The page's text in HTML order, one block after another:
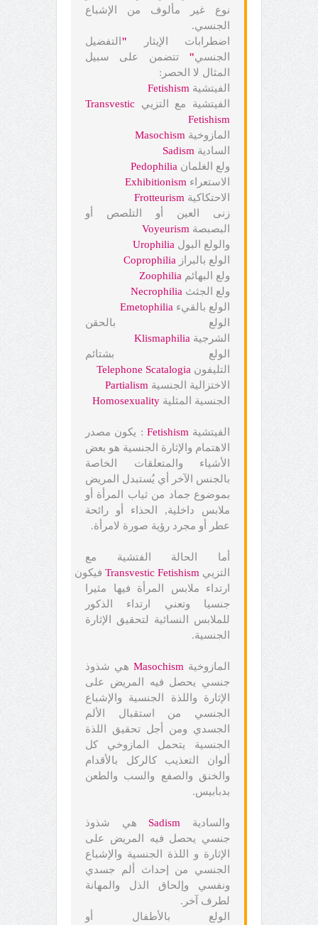
نوع غير مألوف من الإشباع
الجنسي.
اضطرابات الإيثار " التفضيل
الجنسي" تتضمن على سبيل
المثال لا الحصر:
الفيتشية Fetishism
الفيتشية مع التزيي Transvestic
Fetishism
المازوخية Masochism
السادية Sadism
ولع الغلمان Pedophilia
الاستعراء Exhibitionism
الاحتكاكية Frotteurism
زنى العين أو التلصص أو
البصبصة Voyeurism
والولع البول Urophilia
الولع بالبراز Coprophilia
ولع البهائم Zoophilia
ولع الجثث Necrophilia
الولع بالقيء Emetophilia
الولع بالحقن
الشرجية Klismaphilia
الولع بشتائم
التليفون
Telephone Scatalogia
الاختزالية الجنسية Partialism
الجنسية المثلية Homosexuality
الفيتشية Fetishism : يكون مصدر
الاهتمام والإثارة الجنسية هو بعض
الأشياء والمتعلقات الخاصة
بالجنس الآخر أي يُستبدل المريض
بموضوع جماد من ثياب المرأة أو
ملابس داخلية, الحذاء أو رائحة
عطر أو مجرد رؤية صورة لامرأة.
أما الحالة الفتشية مع
التزيي
Transvestic Fetishism
فيكون
ارتداء ملابس المرأة فيها مثيرا
جنسيا وتعني ارتداء الذكور
للملابس النسائية لتحقيق الإثارة
الجنسية.
المازوخية Masochism هي شذوذ
جنسي يحصل فيه المريض على
الإثارة واللذة الجنسية والإشباع
الجنسي من استقبال الألم
الجسدي ومن أجل تحقيق اللذة
الجنسية يتحمل المازوخي كل
ألوان التعذيب كالركل بالأقدام
والخنق والصفع والسب والطعن
بدبابيس.
والسادية Sadism هي شذوذ
جنسي يحصل فيه المريض على
الإثارة و اللذة الجنسية والإشباع
الجنسي من إحداث ألم جسدي
ونفسي وإلحاق الذل والمهانة
لطرف آخر.
الولع بالأطفال أو